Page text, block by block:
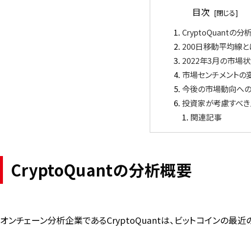
目次
CryptoQuantの分
200日移動平均線と
2022年3月の市場
市場センチメントの
今後の市場動向へ
投資家が考慮すべ
関連記事
CryptoQuantの分析概要
オンチェーン分析企業であるCryptoQuantは、ビットコインの最